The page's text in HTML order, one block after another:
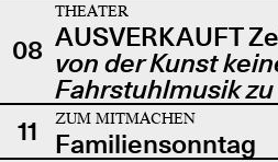
08
THEATER
AUSVERKAUFT
von der Kunst
Fahrstuhlmusik
11
ZUM MITMACHEN
Familiensonntag